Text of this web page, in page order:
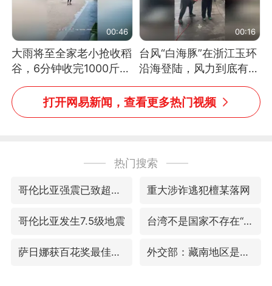
00:46
大雨将至全家老小抢收稻
谷，6分钟收完1000斤，
没有一个人掉链子
00:16
台风“白海豚”在浙江玉环
沿海登陆，风力到底有多
大？记者腰上拴着安全
绳，依然站不稳
打开网易新闻，查看更多热门视频
热门搜索
哥伦比亚强震已致超20人死亡 重大涉诈逃犯檀某落网
哥伦比亚发生7.5级地震 台湾不是国家不存在“国格”
萨日娜获百花奖最佳女配角 外交部：藏南地区是中国领土